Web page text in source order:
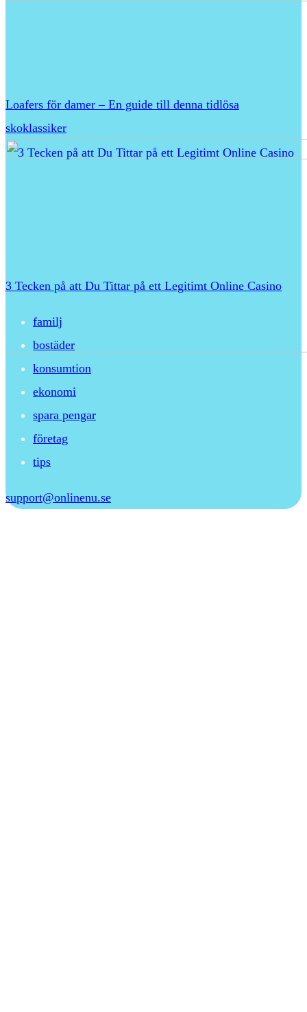
Loafers för damer – En guide till denna tidlösa
skoklassiker
3 Tecken på att Du Tittar på ett Legitimt Online Casino
familj
bostäder
konsumtion
ekonomi
spara pengar
företag
tips
support@onlinenu.se